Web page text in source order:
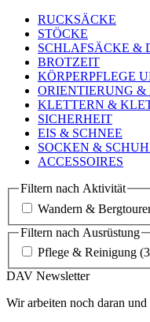
RUCKSÄCKE
STÖCKE
SCHLAFSÄCKE &
BROTZEIT
KÖRPERPFLEGE
ORIENTIERUNG &
KLETTERN &
SICHERHEIT
EIS & SCHNEE
SOCKEN &
ACCESSOIRES
Filtern nach Aktivität
Wandern &
Filtern nach Ausrüstung
Pflege & Reinigung
DAV Newsletter
Wir arbeiten noch daran